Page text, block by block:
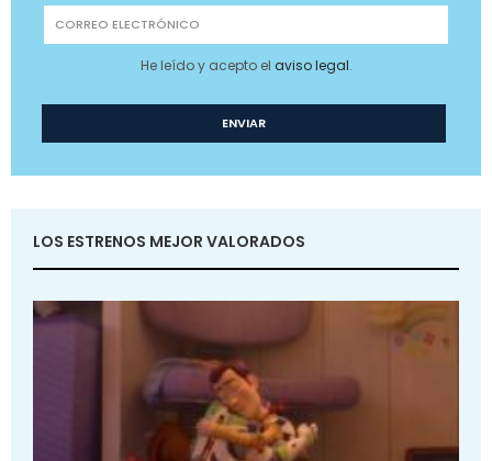
He leído y acepto el aviso legal.
LOS ESTRENOS MEJOR VALORADOS